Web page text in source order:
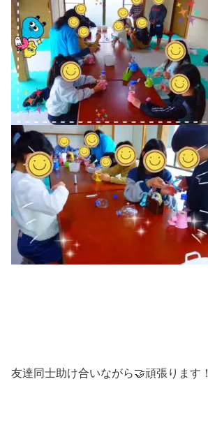
友達同士助け合いながら🤝頑張ります！